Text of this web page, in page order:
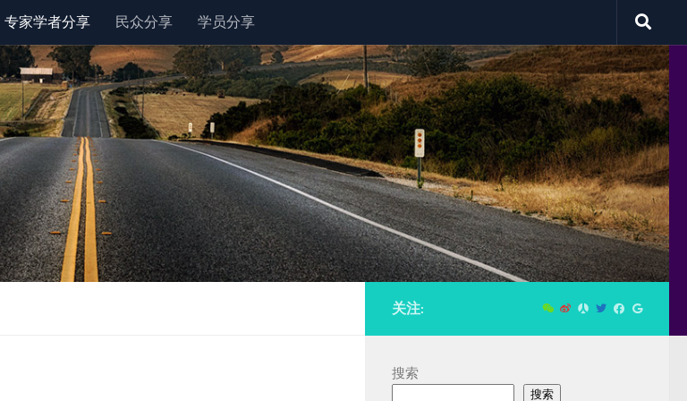
专家学者分享 民众分享 学员分享
关注:
搜索
搜索